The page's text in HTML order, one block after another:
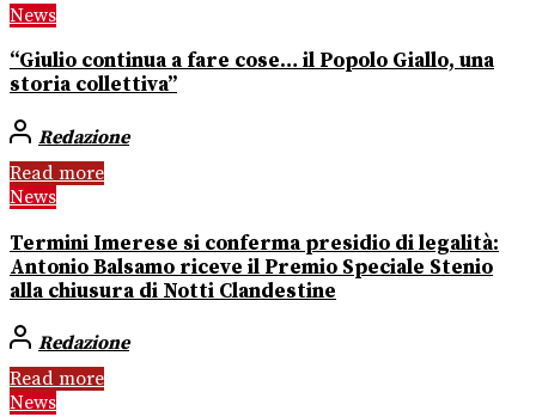
News
“Giulio continua a fare cose… il Popolo Giallo, una
storia collettiva”
Redazione
Read more
News
Termini Imerese si conferma presidio di legalità:
Antonio Balsamo riceve il Premio Speciale Stenio
alla chiusura di Notti Clandestine
Redazione
Read more
News